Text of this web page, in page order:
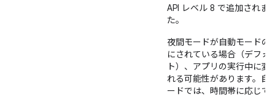
API レベル 8 で追加されま
た。
夜間モードが自動モードの
にされている場合（デフォ
ト）、アプリの実行中に変
れる可能性があります。自
ードでは、時間帯に応じて